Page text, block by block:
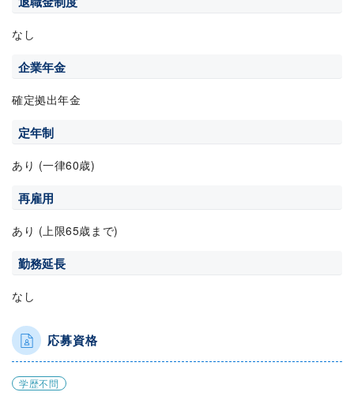
なし
企業年金
確定拠出年金
定年制
あり (一律60歳)
再雇用
あり (上限65歳まで)
勤務延長
なし
応募資格
学歴不問